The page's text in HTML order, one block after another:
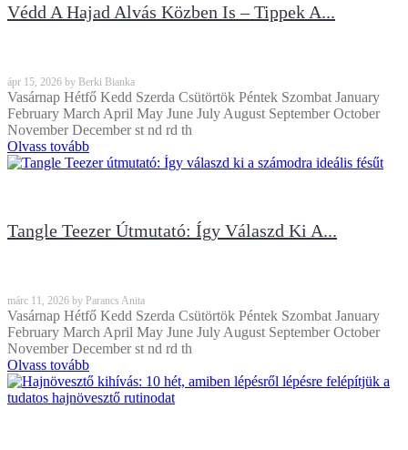
Védd A Hajad Alvás Közben Is – Tippek A...
ápr 15, 2026 by Berki Bianka
Vasárnap Hétfő Kedd Szerda Csütörtök Péntek Szombat January
February March April May June July August September October
November December st nd rd th
Olvass tovább
Tangle Teezer Útmutató: Így Válaszd Ki A...
márc 11, 2026 by Parancs Anita
Vasárnap Hétfő Kedd Szerda Csütörtök Péntek Szombat January
February March April May June July August September October
November December st nd rd th
Olvass tovább